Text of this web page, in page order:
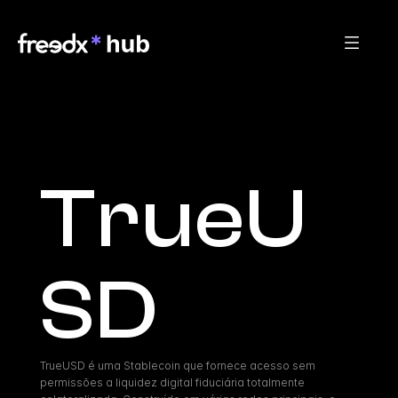
TrueU
SD
TrueUSD é uma Stablecoin que fornece acesso sem
permissões a liquidez digital fiduciária totalmente